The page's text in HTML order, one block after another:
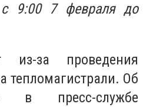
с 9:00 7 февраля до
из-за проведения
тепломагистрали. Об
в пресс-службе